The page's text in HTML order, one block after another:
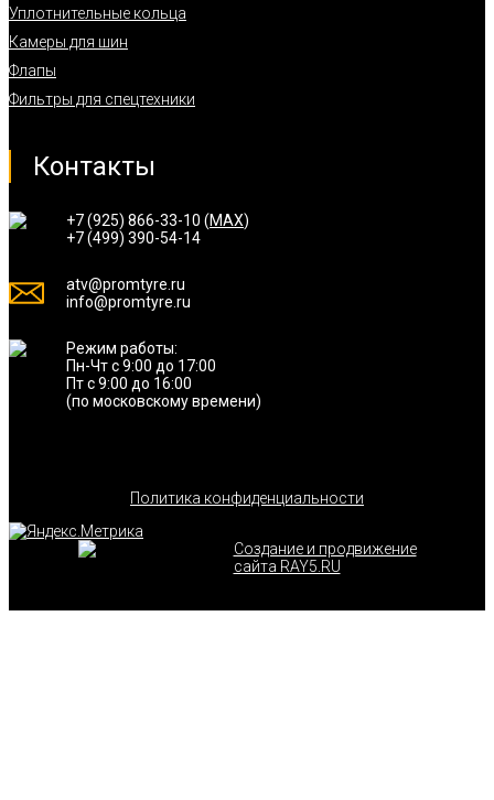
Уплотнительные кольца
Камеры для шин
Флапы
Фильтры для спецтехники
Контакты
+7 (925) 866-33-10 (MAX)
+7 (499) 390-54-14
atv@promtyre.ru
info@promtyre.ru
Режим работы:
Пн-Чт с 9:00 до 17:00
Пт с 9:00 до 16:00
(по московскому времени)
Политика конфиденциальности
Создание и продвижение
сайта RAY5.RU